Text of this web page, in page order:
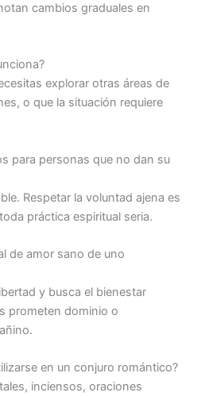
cambios graduales en
explorar otras áreas de
o que la situación requiere
para personas que no dan su
Respetar la voluntad ajena es
práctica espiritual seria.
de amor sano de uno
y busca el bienestar
prometen dominio o
en un conjuro romántico?
inciensos, oraciones